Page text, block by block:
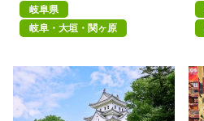
岐阜県
岐阜・大垣・関ヶ原